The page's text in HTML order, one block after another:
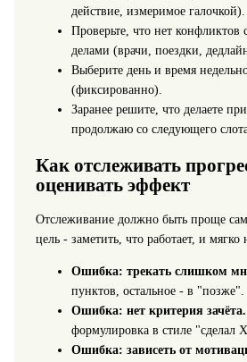
действие, измеримое галочкой).
Проверьте, что нет конфликтов
делами (врачи, поездки,
Выберите день и время
(фиксированно).
Заранее решите, что делаете
продолжаю со следующего
Как отслеживать
оценивать эффект
Отслеживание должно быть проще
цель - заметить, что работает, и мягко
Ошибка: трекать слишком
пунктов, остальное - в "позже".
Ошибка: нет критерия зачёта.
формулировка в стиле "сделал
Ошибка: зависеть от